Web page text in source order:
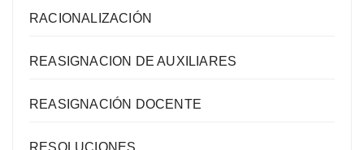
RACIONALIZACIÓN
REASIGNACION DE AUXILIARES
REASIGNACIÓN DOCENTE
RESOLUCIONES